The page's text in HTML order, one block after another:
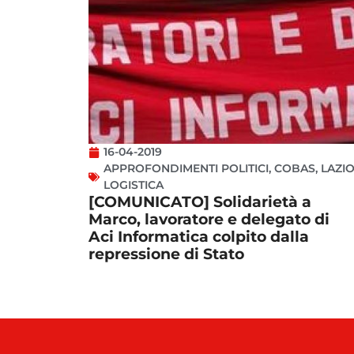
16-04-2019
APPROFONDIMENTI POLITICI, COBAS, LAZIO
LOGISTICA
[COMUNICATO] Solidarietà a
Marco, lavoratore e delegato di
Aci Informatica colpito dalla
repressione di Stato